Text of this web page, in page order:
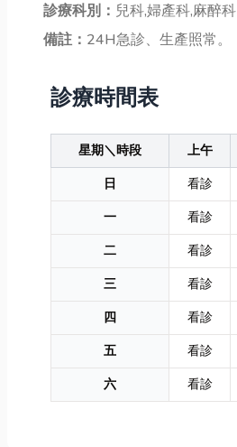
診療科別： 兒科,婦產科,麻醉科
備註： 24H急診、生產照常。
診療時間表
星期＼時段 上午
日
看診
一
看診
二
看診
三
看診
四
看診
五
看診
六
看診